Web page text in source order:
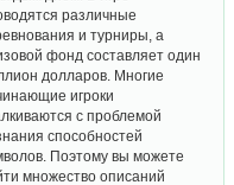
различные
и турниры, а
фонд составляет один
долларов. Многие
игроки
с проблемой
способностей
Поэтому вы можете
множество описаний